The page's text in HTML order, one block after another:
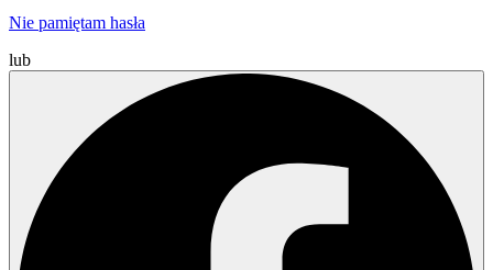
Nie pamiętam hasła
lub